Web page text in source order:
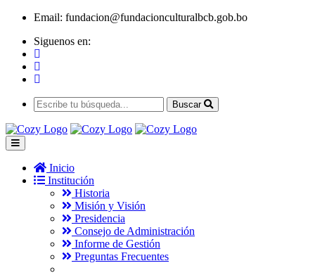
Email: fundacion@fundacionculturalbcb.gob.bo
Siguenos en:
Buscar
Inicio
Institución
Historia
Misión y Visión
Presidencia
Consejo de Administración
Informe de Gestión
Preguntas Frecuentes